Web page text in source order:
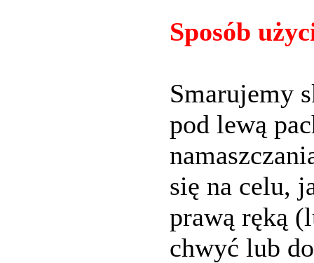
Sposób
Smarujemy
pod lewą
się na celu,
prawą ręką
chwyć lub